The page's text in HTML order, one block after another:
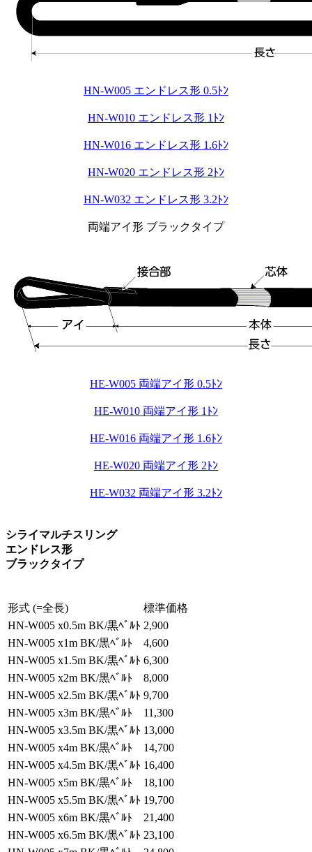
HN-W005 エンドレス形 0.5ﾄﾝ
HN-W010 エンドレス形 1ﾄﾝ
HN-W016 エンドレス形 1.6ﾄﾝ
HN-W020 エンドレス形 2ﾄﾝ
HN-W032 エンドレス形 3.2ﾄﾝ
両端アイ形 ブラックタイプ
HE-W005 両端アイ形 0.5ﾄﾝ
HE-W010 両端アイ形 1ﾄﾝ
HE-W016 両端アイ形 1.6ﾄﾝ
HE-W020 両端アイ形 2ﾄﾝ
HE-W032 両端アイ形 3.2ﾄﾝ
シライマルチスリング
エンドレス形
ブラックタイプ
形式 (=全長)
標準価格
HN-W005 x0.5m BK/黒ﾍﾞﾙﾄ 2,900
HN-W005 x1m BK/黒ﾍﾞﾙﾄ
4,600
HN-W005 x1.5m BK/黒ﾍﾞﾙﾄ 6,300
HN-W005 x2m BK/黒ﾍﾞﾙﾄ
8,000
HN-W005 x2.5m BK/黒ﾍﾞﾙﾄ 9,700
HN-W005 x3m BK/黒ﾍﾞﾙﾄ
11,300
HN-W005 x3.5m BK/黒ﾍﾞﾙﾄ 13,000
HN-W005 x4m BK/黒ﾍﾞﾙﾄ
14,700
HN-W005 x4.5m BK/黒ﾍﾞﾙﾄ 16,400
HN-W005 x5m BK/黒ﾍﾞﾙﾄ
18,100
HN-W005 x5.5m BK/黒ﾍﾞﾙﾄ 19,700
HN-W005 x6m BK/黒ﾍﾞﾙﾄ
21,400
HN-W005 x6.5m BK/黒ﾍﾞﾙﾄ 23,100